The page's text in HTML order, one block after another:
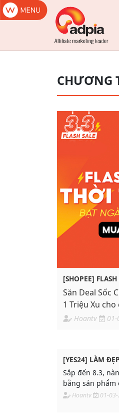
CHƯƠNG
[SHOPEE]
Săn Deal Sốc
1 Triệu Xu
Hoantv 01-
[YES24] LÀM
Sắp đến 8.3,
bằng sản phẩm
Đẹp Lifetrons
Hoantv 01-